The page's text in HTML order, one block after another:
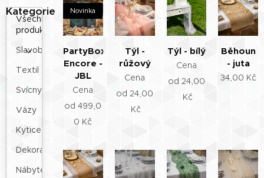
Kategorie
Všechny
produkty
Slavobrány
Textil
Svícny
Vázy
Kytice
Dekorace
Nábytek
PartyBox
Encore -
JBL
Novinka
Cena
od499,0
0 Kč
Týl -
růžový
Cena
od24,00
Kč
Týl - bílý
Cena
od 24,00
Kč
Běhoun
- juta
34,00 Kč